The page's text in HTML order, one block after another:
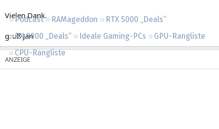
Podcast RAMageddon
RTX 5000 „Deals“
RX 9000 „Deals“
Ideale Gaming-PCs
GPU-Rangliste
CPU-Rangliste
Vielen Dank.
gruß Jan